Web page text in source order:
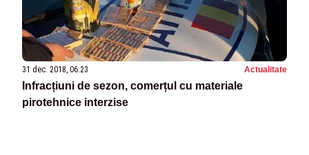
31 dec. 2018, 06:23 Actualitate
Infracțiuni de sezon, comerțul cu materiale
pirotehnice interzise